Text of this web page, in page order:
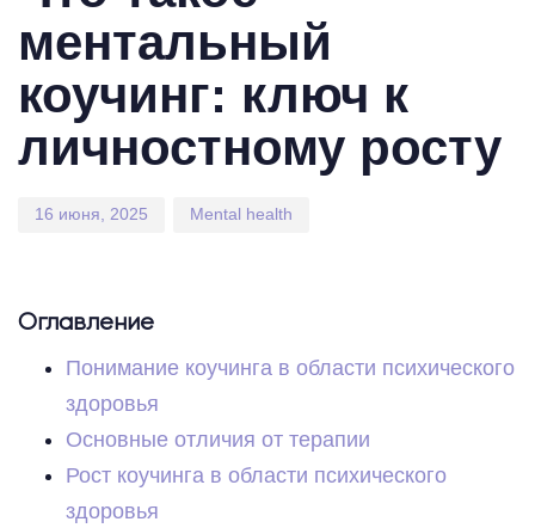
ментальный
коучинг: ключ к
личностному росту
16 июня, 2025 Mental health
Оглавление
Понимание коучинга в области психического
здоровья
Основные отличия от терапии
Рост коучинга в области психического
здоровья